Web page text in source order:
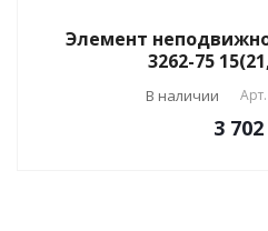
Элемент
3262-75
В наличии Арт.
3